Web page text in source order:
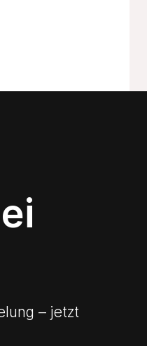
– jetzt